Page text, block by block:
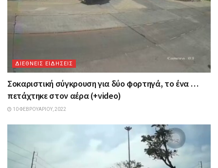
ΔΙΕΘΝΕΙΣ ΕΙΔΗΣΕΙΣ
Σοκαριστική σύγκρουση για δύο φορτηγά, το ένα …
πετάχτηκε στον αέρα (+video)
10 ΦΕΒΡΟΥΑΡΊΟΥ, 2022